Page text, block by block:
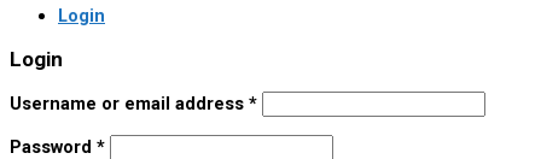
Login
Login
Username or email address *
Password *